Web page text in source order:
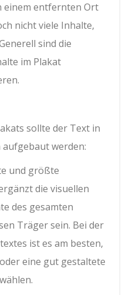
einem entfernten Ort
nicht viele Inhalte,
sind die
im Plakat
sollte der Text in
aufgebaut werden:
und größte
die visuellen
des gesamten
Träger sein. Bei der
ist es am besten,
eine gut gestaltete